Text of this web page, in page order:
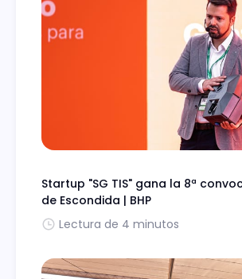
Startup "SG TIS" gana la 8ª
de Escondida | BHP
Lectura de 4 minutos